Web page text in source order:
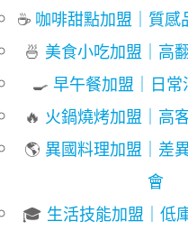
☕ 咖啡甜點加盟｜質感
🍜 美食小吃加盟｜高
🍳 早午餐加盟｜日
🔥 火鍋燒烤加盟｜高
🌎 異國料理加盟｜差
會
🎓 生活技能加盟｜低
維修
發發泰-泰式飯行家
TEA歇腳亭
/小姐
/小姐
/小姐